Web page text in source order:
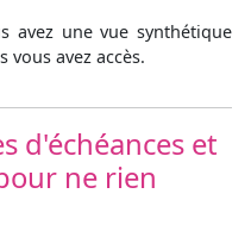
avez une vue synthétique
avez accès.
d'échéances et
ne rien